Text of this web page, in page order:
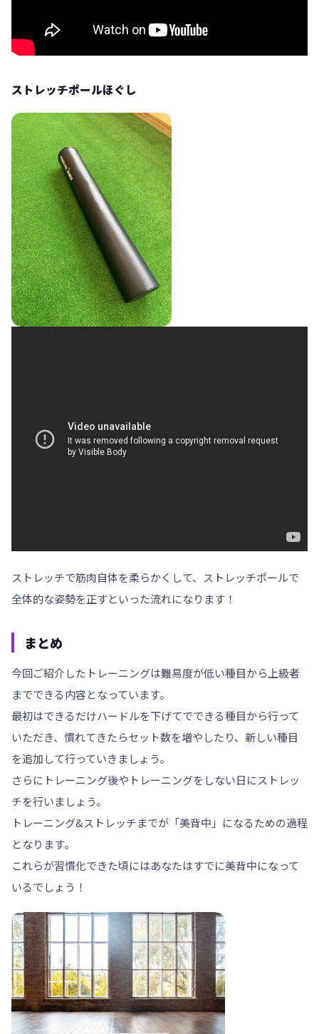
ストレッチポールほぐし
ストレッチで筋肉自体を柔らかくして、ストレッチポールで
全体的な姿勢を正すといった流れになります！
まとめ
今回ご紹介したトレーニングは難易度が低い種目から上級者
までできる内容となっています。
最初はできるだけハードルを下げてでできる種目から行って
いただき、慣れてきたらセット数を増やしたり、新しい種目
を追加して行っていきましょう。
さらにトレーニング後やトレーニングをしない日にストレッ
チを行いましょう。
トレーニング&ストレッチまでが「美背中」になるための過程
となります。
これらが習慣化できた頃にはあなたはすでに美背中になって
いるでしょう！